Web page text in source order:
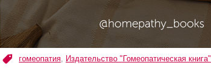
гомеопатия, Издательство "Гомеопатическая книга"